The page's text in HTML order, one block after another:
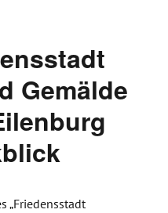
Gemälde
„Friedensstadt